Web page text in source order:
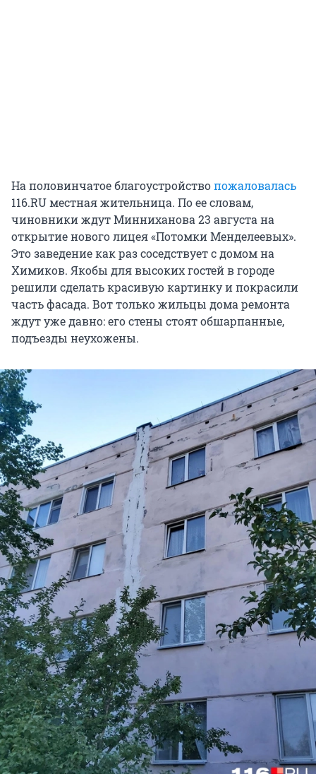
На половинчатое благоустройствопожаловалась
116.RU местная жительница. По ее словам,
чиновники ждут Минниханова 23 августа на
открытие нового лицея «Потомки Менделеевых».
Это заведение как раз соседствует с домом на
Химиков. Якобы для высоких гостей в городе
решили сделать красивую картинку и покрасили
часть фасада. Вот только жильцы дома ремонта
ждут уже давно: его стены стоят обшарпанные,
подъезды неухожены.